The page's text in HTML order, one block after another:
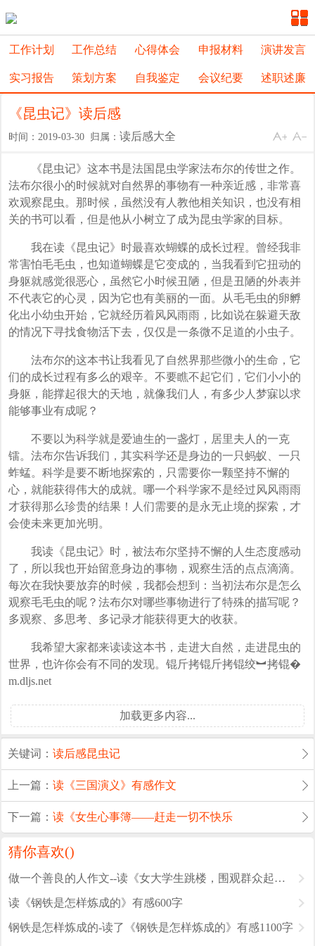
工作计划 工作总结 心得体会 申报材料 演讲发言
实习报告 策划方案 自我鉴定 会议纪要 述职述廉
《昆虫记》读后感
时间：2019-03-30 归属：读后感大全
《昆虫记》这本书是法国昆虫学家法布尔的传世之作。
法布尔很小的时候就对自然界的事物有一种亲近感，非常喜
欢观察昆虫。那时候，虽然没有人教他相关知识，也没有相
关的书可以看，但是他从小树立了成为昆虫学家的目标。
我在读《昆虫记》时最喜欢蝴蝶的成长过程。曾经我非
常害怕毛毛虫，也知道蝴蝶是它变成的，当我看到它扭动的
身躯就感觉很恶心，虽然它小时候丑陋，但是丑陋的外表并
不代表它的心灵，因为它也有美丽的一面。从毛毛虫的卵孵
化出小幼虫开始，它就经历着风风雨雨，比如说在躲避天敌
的情况下寻找食物活下去，仅仅是一条微不足道的小虫子。
法布尔的这本书让我看见了自然界那些微小的生命，它
们的成长过程有多么的艰辛。不要瞧不起它们，它们小小的
身躯，能撑起很大的天地，就像我们人，有多少人梦寐以求
能够事业有成呢？
不要以为科学就是爱迪生的一盏灯，居里夫人的一克
镭。法布尔告诉我们，其实科学还是身边的一只蚂蚁、一只
蚱蜢。科学是要不断地探索的，只需要你一颗坚持不懈的
心，就能获得伟大的成就。哪一个科学家不是经过风风雨雨
才获得那么珍贵的结果！人们需要的是永无止境的探索，才
会使未来更加光明。
我读《昆虫记》时，被法布尔坚持不懈的人生态度感动
了，所以我也开始留意身边的事物，观察生活的点点滴滴。
每次在我快要放弃的时候，我都会想到：当初法布尔是怎么
观察毛毛虫的呢？法布尔对哪些事物进行了特殊的描写呢？
多观察、多思考、多记录才能获得更大的收获。
我希望大家都来读读这本书，走进大自然，走进昆虫的
世界，也许你会有不同的发现。锟斤拷锟斤拷锟绞︼拷锟�
m.dljs.net
加载更多内容...
关键词：读后感昆虫记
上一篇：读《三国演义》有感作文
下一篇：读《女生心事簿——赶走一切不快乐
猜你喜欢()
做一个善良的人作文--读《女大学生跳楼，围观群众起哄，最终跳楼
读《钢铁是怎样炼成的》有感600字
钢铁是怎样炼成的-读了《钢铁是怎样炼成的》有感1100字